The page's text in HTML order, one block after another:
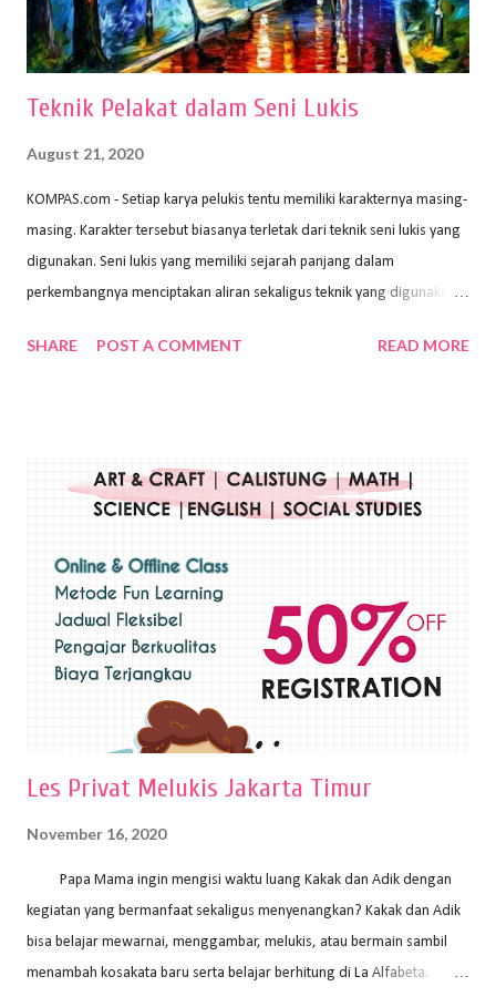
menggunakan pen...
Teknik Pelakat dalam Seni Lukis
August 21, 2020
KOMPAS.com - Setiap karya pelukis tentu memiliki karakternya masing-
masing. Karakter tersebut biasanya terletak dari teknik seni lukis yang
digunakan. Seni lukis yang memiliki sejarah panjang dalam
perkembangnya menciptakan aliran sekaligus teknik yang digunakan.
Wayan Kun Adnyana, teknik yang berbeda tentunya akan
menggunakan bahan dasar cat air, cat akrilik, atau cat minyak dengan
sapuan warna cat yang tebal. Dengan memberikan sapuan warna
pelukis untuk menghasilkan lukisan yang mempesona dan tentunya
bernilai tinggi. Ciri teknik plakat Ciri-ciri teknik plakat, yaitu: Sapuan
warna yang kental dan tebal. Hasil lukisan menutupi seluruh bagian
medianya Mem...
SHARE POST A COMMENT READ MORE
Les Privat Melukis Jakarta Timur
November 16, 2020
Papa Mama ingin mengisi waktu luang Kakak dan Adik dengan
kegiatan yang bermanfaat sekaligus menyenangkan? Kakak dan Adik
bisa belajar mewarnai, menggambar, melukis, atau bermain sambil
menambah kosakata baru serta belajar berhitung di La Alfabeta.